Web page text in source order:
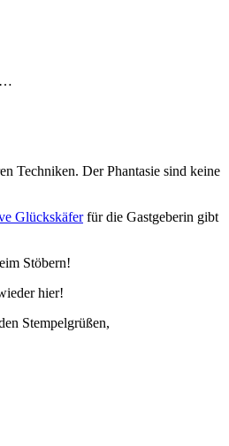
Techniken. Der Phantasie sind keine
Glückskäferfür die Gastgeberin gibt
Stöbern!
hier!
Stempelgrüßen,